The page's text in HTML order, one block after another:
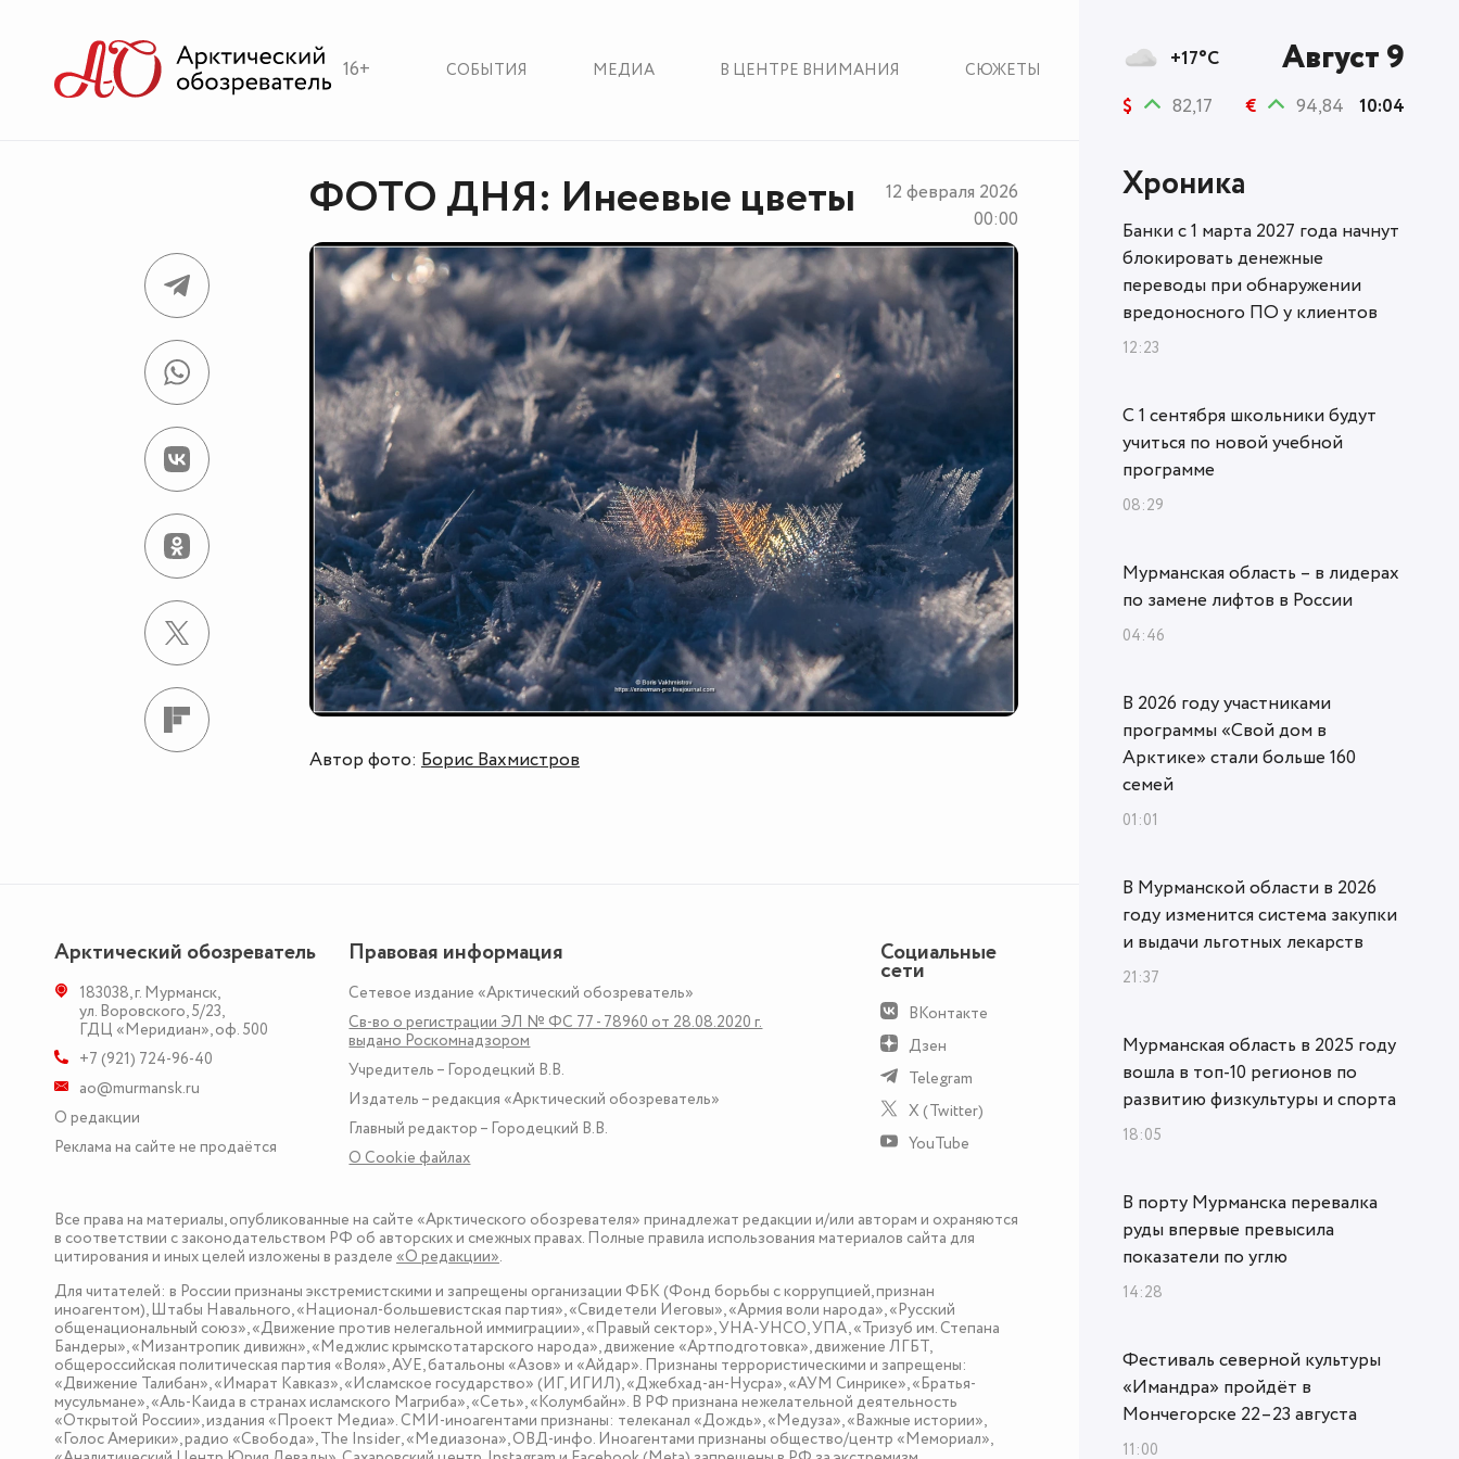
16+ СОБЫТИЯ МЕДИА В ЦЕНТРЕ ВНИМАНИЯ СЮЖЕТЫ
ФОТО ДНЯ: Инеевые цветы
12 февраля 2026
00:00
Автор фото: Борис Вахмистров
Арктический обозреватель
183038,г. Мурманск,
ул. Воровского, 5/23,
ГДЦ «Меридиан», оф. 500
+7 (921) 724-96-40
ao@murmansk.ru
О редакции
Реклама на сайте не продаётся
Правовая информация
Сетевое издание «Арктический обозреватель»
Св-во о регистрации ЭЛ № ФС 77 - 78960 от 28.08.2020 г.
выдано Роскомнадзором
Учредитель – Городецкий В.В.
Издатель – редакция «Арктический обозреватель»
Главный редактор – Городецкий В.В.
О Сookie файлах
Социальные
сети
ВКонтакте
Дзен
Telegram
X (Twitter)
YouTube
Все права на материалы, опубликованные на сайте «Арктического обозревателя» принадлежат редакции и/или авторам и охраняются
в соответствии с законодательством РФ об авторских и смежных правах. Полные правила использования материалов сайта для
цитирования и иных целей изложены в разделе«О редакции».
Для читателей: в России признаны экстремистскими и запрещены организации ФБК (Фонд борьбы с коррупцией, признан
иноагентом), Штабы Навального, «Национал-большевистская партия», «Свидетели Иеговы», «Армия воли народа», «Русский
общенациональный союз», «Движение против нелегальной иммиграции», «Правый сектор», УНА-УНСО, УПА, «Тризуб им. Степана
Бандеры», «Мизантропик дивижн», «Меджлис крымскотатарского народа», движение «Артподготовка», движение ЛГБТ,
общероссийская политическая партия «Воля», АУЕ, батальоны «Азов» и «Айдар». Признаны террористическими и запрещены:
«Движение Талибан», «Имарат Кавказ», «Исламское государство» (ИГ, ИГИЛ), «Джебхад-ан-Нусра», «АУМ Синрике», «Братья-
мусульмане», «Аль-Каида в странах исламского Магриба», «Сеть», «Колумбайн». В РФ признана нежелательной деятельность
«Открытой России», издания «Проект Медиа». СМИ-иноагентами признаны: телеканал «Дождь», «Медуза», «Важные истории»,
«Голос Америки», радио «Свобода», The Insider, «Медиазона», ОВД-инфо. Иноагентами признаны общество/центр «Мемориал»,
+17°C Август 9
$ 82,17 € 94,84 10:04
Хроника
Банки с 1 марта 2027 года начнут
блокировать денежные
переводы при обнаружении
вредоносного ПО у клиентов
12:23
С 1 сентября школьники будут
учиться по новой учебной
программе
08:29
Мурманская область – в лидерах
по замене лифтов в России
04:46
В 2026 году участниками
программы «Свой дом в
Арктике» стали больше 160
семей
01:01
В Мурманской области в 2026
году изменится система закупки
и выдачи льготных лекарств
21:37
Мурманская область в 2025 году
вошла в топ‑10 регионов по
развитию физкультуры и спорта
18:05
В порту Мурманска перевалка
руды впервые превысила
показатели по углю
14:28
Фестиваль северной культуры
«Имандра» пройдёт в
Мончегорске 22–23 августа
11:00